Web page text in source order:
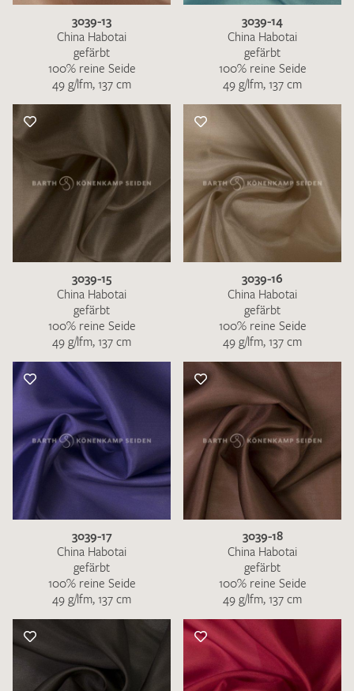
3039-13
China Habotai
gefärbt
100% reine Seide
49 g/lfm, 137 cm
3039-14
China Habotai
gefärbt
100% reine Seide
49 g/lfm, 137 cm
3039-15
China Habotai
gefärbt
100% reine Seide
49 g/lfm, 137 cm
3039-16
China Habotai
gefärbt
100% reine Seide
49 g/lfm, 137 cm
3039-17
China Habotai
gefärbt
100% reine Seide
49 g/lfm, 137 cm
3039-18
China Habotai
gefärbt
100% reine Seide
49 g/lfm, 137 cm